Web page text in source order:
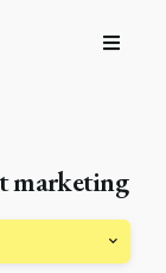
marketing